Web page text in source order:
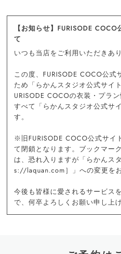
【お知らせ】FURISODE
て
いつも当店をご利用いただきあ
この度、FURISODE COCO公式
ため「らかんスタジオ公式サイ
URISODE COCOの衣装・プラ
すべて「らかんスタジオ公式サ
す。
※旧FURISODE COCO公式サイ
て閉鎖となります。ブックマー
は、恐れ入りますが「らかんス
s://laquan.com］」への変更を
今後も皆様に愛されるサービス
で、何卒よろしくお願い申し上げ